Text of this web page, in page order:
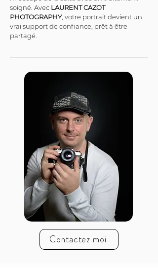
soigné. Avec LAURENT CAZOT
PHOTOGRAPHY, votre portrait devient un
vrai support de confiance, prêt à être
partagé.
Contactez moi